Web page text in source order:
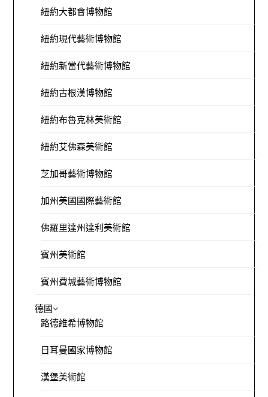
紐約大都會博物館
紐約現代藝術博物館
紐約新當代藝術博物館
紐約古根漢博物館
紐約布魯克林美術館
紐約艾佛森美術館
芝加哥藝術博物館
加州美國國際藝術館
佛羅里達州達利美術館
賓州美術館
賓州費城藝術博物館
德國
路德維希博物館
日耳曼國家博物館
漢堡美術館